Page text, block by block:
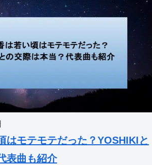
はモテモテだった？YOSHIKIと
表曲も紹介